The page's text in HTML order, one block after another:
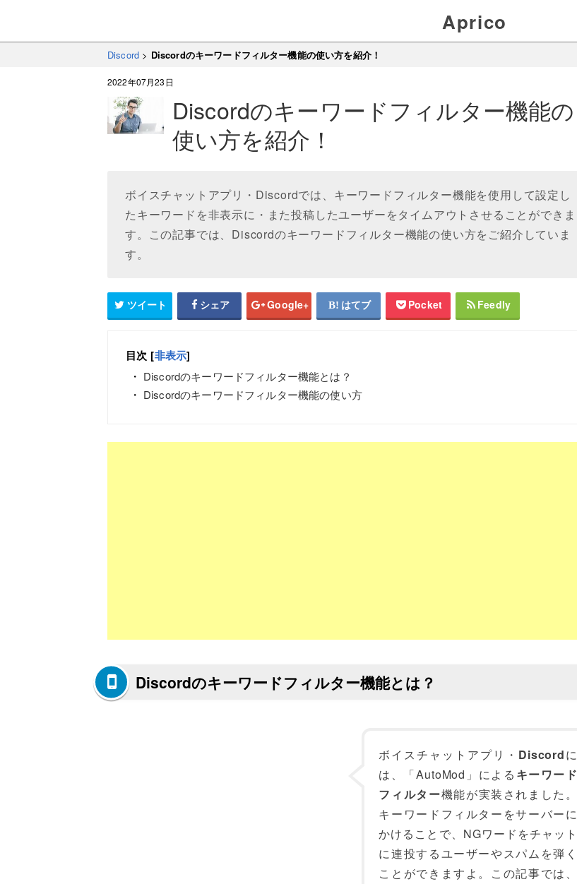
Aprico
Discord > Discordのキーワードフィルター機能の使い方を紹介！
2022年07月23日
Discordのキーワードフィルター機能の
使い方を紹介！
ボイスチャットアプリ・Discordでは、キーワードフィルター機能を使用して設定し
たキーワードを非表示に・また投稿したユーザーをタイムアウトさせることができま
す。この記事では、Discordのキーワードフィルター機能の使い方をご紹介していま
す。
ツイート シェア Google+ はてブ Pocket Feedly
目次 [非表示]
Discordのキーワードフィルター機能とは？
Discordのキーワードフィルター機能の使い方
Discordのキーワードフィルター機能とは？
ボイスチャットアプリ・ Discordに
は、「AutoMod」による キーワード
フィルター機能が実装されました。
キーワードフィルターをサーバーに
かけることで、NGワードをチャット
に連投するユーザーやスパムを弾く
ことができますよ。この記事では、